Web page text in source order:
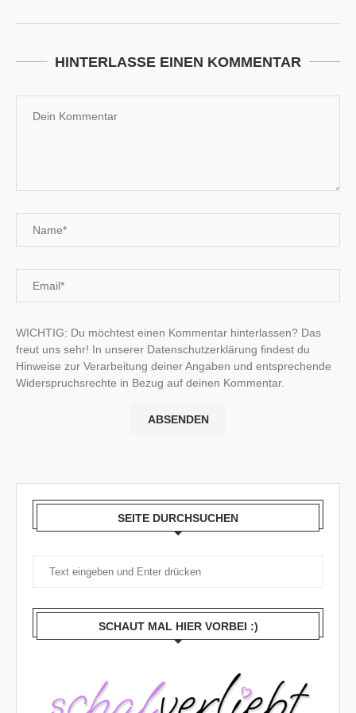
HINTERLASSE EINEN KOMMENTAR
WICHTIG: Du möchtest einen Kommentar hinterlassen? Das
freut uns sehr! In unserer Datenschutzerklärung findest du
Hinweise zur Verarbeitung deiner Angaben und entsprechende
Widerspruchsrechte in Bezug auf deinen Kommentar.
SEITE DURCHSUCHEN
SCHAUT MAL HIER VORBEI :)